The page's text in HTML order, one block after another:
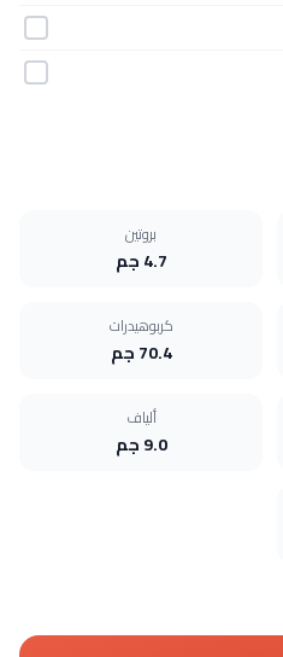
بروتين
4.7 جم
كربوهيدرات
70.4 جم
ألياف
9.0 جم